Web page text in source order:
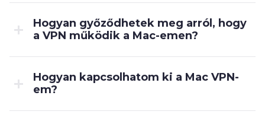
Hogyan győződhetek meg arról, hogy
a VPN működik a Mac-emen?
Hogyan kapcsolhatom ki a Mac VPN-
em?